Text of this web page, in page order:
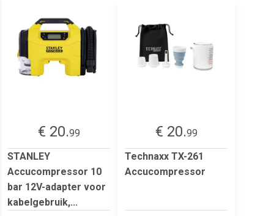
€ 20.99
STANLEY
Accucompressor 10
bar 12V-adapter voor
kabelgebruik,...
€ 20.99
Technaxx TX-261
Accucompressor